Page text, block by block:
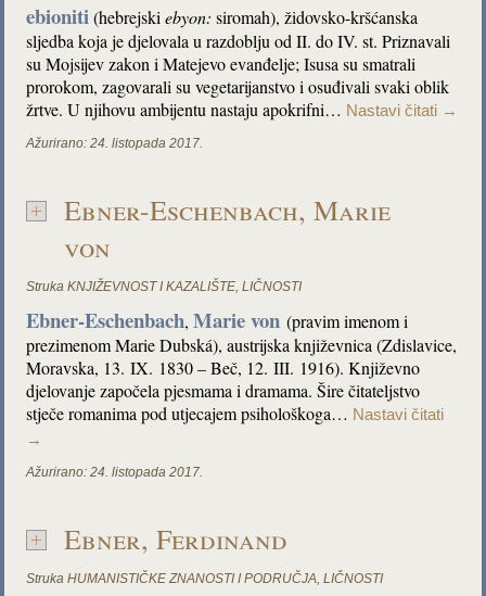
ebioniti(hebrejskiebyon: siromah), židovsko-kršćanska
sljedba koja je djelovala u razdoblju od II. do IV. st. Priznavali
su Mojsijev zakon i Matejevo evanđelje; Isusa su smatrali
prorokom, zagovarali su vegetarijanstvo i osuđivali svaki oblik
žrtve. U njihovu ambijentu nastaju apokrifni… Nastavi čitati →
Ažurirano: 24. listopada 2017.
Ebner-Eschenbach, Marie
von
Struka KNJIŽEVNOST I KAZALIŠTE,LIČNOSTI
Ebner-Eschenbach,Marie von(pravim imenom i
prezimenom Marie Dubská), austrijska književnica (Zdislavice,
Moravska, 13. IX. 1830 – Beč, 12. III. 1916). Književno
djelovanje započela pjesmama i dramama. Šire čitateljstvo
stječe romanima pod utjecajem psihološkoga… Nastavi čitati
→
Ažurirano: 24. listopada 2017.
Ebner, Ferdinand
Struka HUMANISTIČKE ZNANOSTI I PODRUČJA,LIČNOSTI